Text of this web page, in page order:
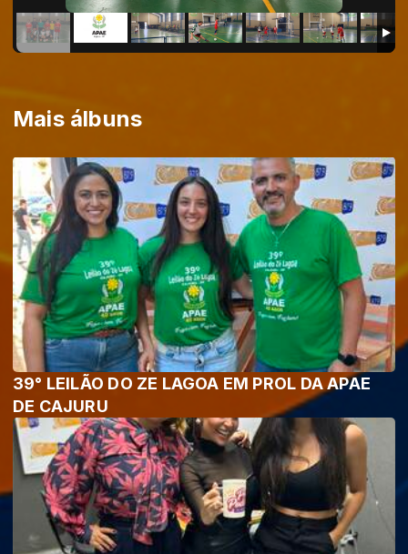
Mais álbuns
39° LEILÃO DO ZE LAGOA EM PROL DA APAE
DE CAJURU